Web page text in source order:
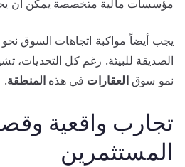
مؤسسات مالية متخصصة يمكن أن
يجب أيضاً مواكبة اتجاهات السوق نحو
الصديقة للبيئة. رغم كل التحديات،
نمو سوقالعقارات في هذه المنطقة.
تجارب واقعية
المستثمرين